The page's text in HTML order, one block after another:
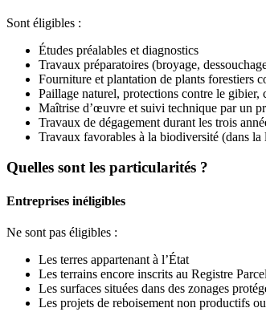
Sont éligibles :
Études préalables et diagnostics
Travaux préparatoires (broyage,
Fourniture et plantation de plants forestiers
Paillage naturel, protections contre le gibier,
Maîtrise d’œuvre et suivi technique par un
Travaux de dégagement durant les trois
Travaux favorables à la biodiversité (dans
Quelles sont les particularités ?
Entreprises inéligibles
Ne sont pas éligibles :
Les terres appartenant à l’État
Les terrains encore inscrits au Registre
Les surfaces situées dans des zonages
Les projets de reboisement non productifs